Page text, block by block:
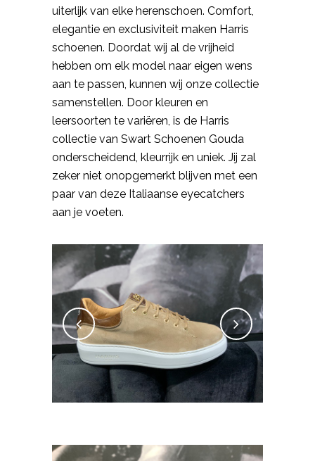
uiterlijk van elke herenschoen. Comfort,
elegantie en exclusiviteit maken Harris
schoenen. Doordat wij al de vrijheid
hebben om elk model naar eigen wens
aan te passen, kunnen wij onze collectie
samenstellen. Door kleuren en
leersoorten te variëren, is de Harris
collectie van Swart Schoenen Gouda
onderscheidend, kleurrijk en uniek. Jij zal
zeker niet onopgemerkt blijven met een
paar van deze Italiaanse eyecatchers
aan je voeten.